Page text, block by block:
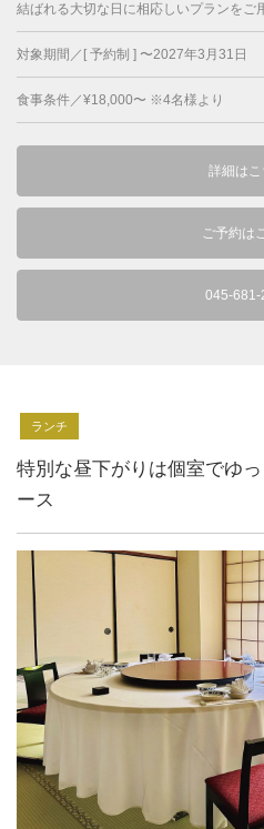
結ばれる大切な日に相応しいプランをご
対象期間／[ 予約制 ] 〜2027年3月31日
食事条件／¥18,000〜 ※4名様より
詳細はこ
ご予約は
045-681-
ランチ
特別な昼下がりは個室でゆ
ース